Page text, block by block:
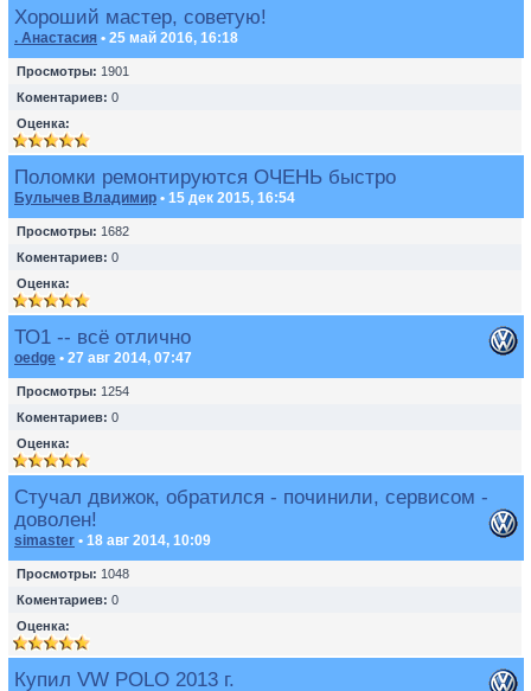
Хороший мастер, советую!
. Анастасия • 25 май 2016, 16:18
Просмотры: 1901
Коментариев: 0
Оценка:
Поломки ремонтируются ОЧЕНЬ быстро
Булычев Владимир • 15 дек 2015, 16:54
Просмотры: 1682
Коментариев: 0
Оценка:
ТО1 -- всё отлично
oedge • 27 авг 2014, 07:47
Просмотры: 1254
Коментариев: 0
Оценка:
Стучал движок, обратился - починили, сервисом -
доволен!
simaster • 18 авг 2014, 10:09
Просмотры: 1048
Коментариев: 0
Оценка:
Купил VW POLO 2013 г.